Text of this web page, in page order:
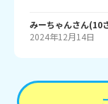
みーちゃんさん(10
2024年12月14日